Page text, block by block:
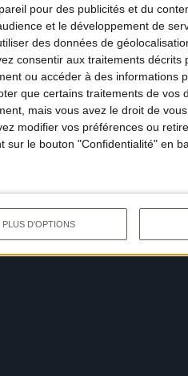
pour des publicités et du
et le développement de
des données de
consentir aux traitements
ou accéder à des informations
que certains traitements de
mais vous avez le droit de
modifier vos préférences ou
sur le bouton "Confidentialité" en
PLUS D'OPTIONS